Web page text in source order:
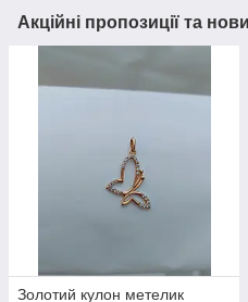
Акційні пропозиції та
Золотий кулон метелик